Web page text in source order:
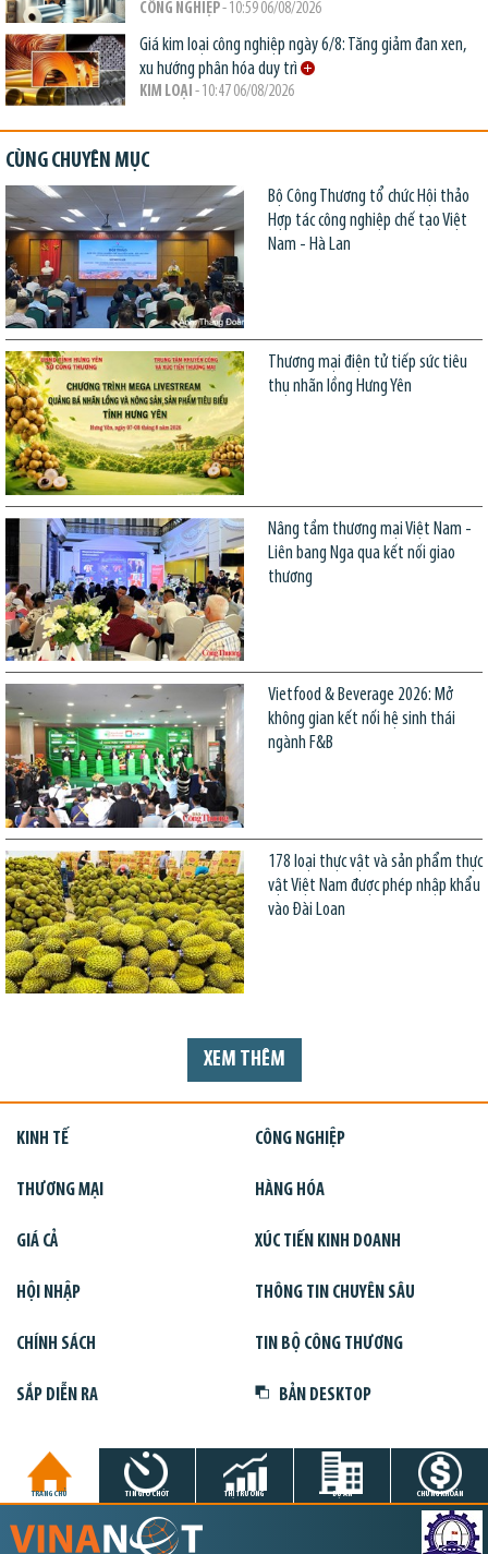
CÔNG NGHIỆP- 10:59 06/08/2026
Giá kim loại công nghiệp ngày 6/8: Tăng giảm đan xen,
xu hướng phân hóa duy trì
KIM LOẠI - 10:47 06/08/2026
CÙNG CHUYÊN MỤC
Bộ Công Thương tổ chức Hội thảo
Hợp tác công nghiệp chế tạo Việt
Nam - Hà Lan
Thương mại điện tử tiếp sức tiêu
thụ nhãn lồng Hưng Yên
Nâng tầm thương mại Việt Nam -
Liên bang Nga qua kết nối giao
thương
Vietfood & Beverage 2026: Mở
không gian kết nối hệ sinh thái
ngành F&B
178 loại thực vật và sản phẩm thực
vật Việt Nam được phép nhập khẩu
vào Đài Loan
XEM THÊM
KINH TẾ CÔNG NGHIỆP
THƯƠNG MẠI HÀNG HÓA
GIÁ CẢ XÚC TIẾN KINH DOANH
HỘI NHẬP THÔNG TIN CHUYÊN SÂU
CHÍNH SÁCH TIN BỘ CÔNG THƯƠNG
SẮP DIỄN RA BẢN DESKTOP
TRANG CHỦ TIN GIỜ CHÓT THỊ TRƯỜNG DỰ ÁN CHỨNG KHOÁN